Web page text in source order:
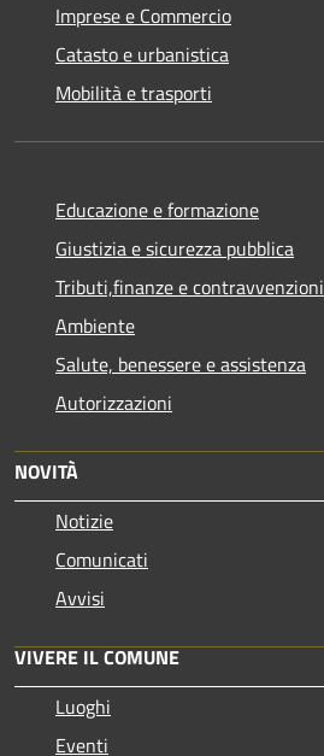
Imprese e Commercio
Catasto e urbanistica
Mobilità e trasporti
Educazione e formazione
Giustizia e sicurezza pubblica
Tributi,finanze e contravvenzioni
Ambiente
Salute, benessere e assistenza
Autorizzazioni
NOVITÀ
Notizie
Comunicati
Avvisi
VIVERE IL COMUNE
Luoghi
Eventi